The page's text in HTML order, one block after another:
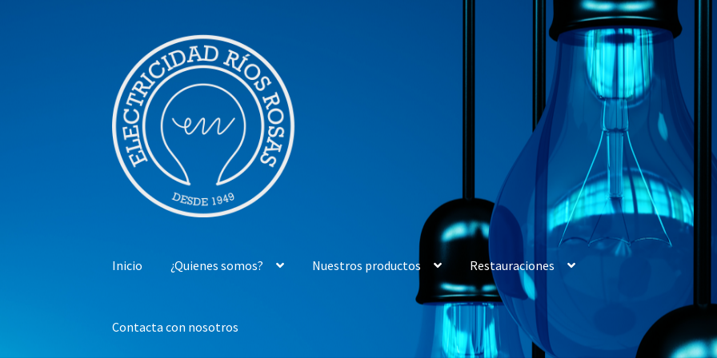
la
navegación
contenido
Inicio ¿Quienes somos? Nuestros productos Restauraciones
Contacta con nosotros